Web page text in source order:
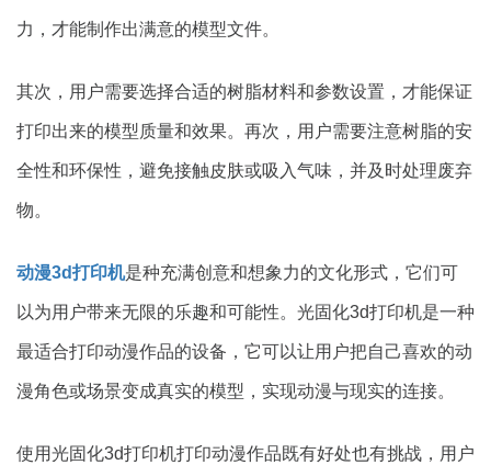
力，才能制作出满意的模型文件。
其次，用户需要选择合适的树脂材料和参数设置，才能保证
打印出来的模型质量和效果。再次，用户需要注意树脂的安
全性和环保性，避免接触皮肤或吸入气味，并及时处理废弃
物。
动漫3d打印机是种充满创意和想象力的文化形式，它们可
以为用户带来无限的乐趣和可能性。光固化3d打印机是一种
最适合打印动漫作品的设备，它可以让用户把自己喜欢的动
漫角色或场景变成真实的模型，实现动漫与现实的连接。
使用光固化3d打印机打印动漫作品既有好处也有挑战，用户